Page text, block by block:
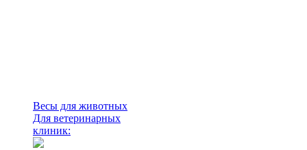
Весы для животных
Для ветеринарных
клиник: